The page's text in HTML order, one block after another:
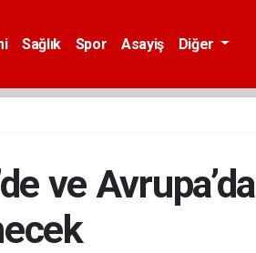
Sağlık Spor Asayiş Diğer
ve Avrupa’da